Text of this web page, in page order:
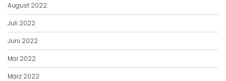
August 2022
Juli 2022
Juni 2022
Mai 2022
März 2022